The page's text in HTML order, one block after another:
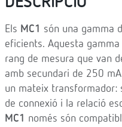
Els MC1 són una gamma
eficients. Aquesta
rang de mesura que van
amb secundari de 250
un mateix transformador:
de connexió i la relació
MC1 només són